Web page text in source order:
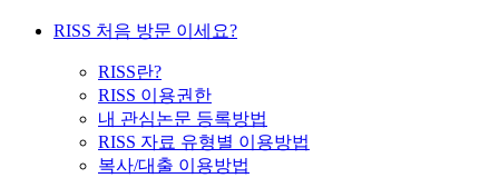
RISS 처음 방문 이세요?
RISS란?
RISS 이용권한
내 관심논문 등록방법
RISS 자료 유형별 이용방법
복사/대출 이용방법